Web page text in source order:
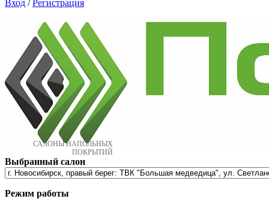
Вход /Регистрация
САЛОНЫ НАПОЛЬНЫХ
ПОКРЫТИЙ
Выбранный салон
Режим работы